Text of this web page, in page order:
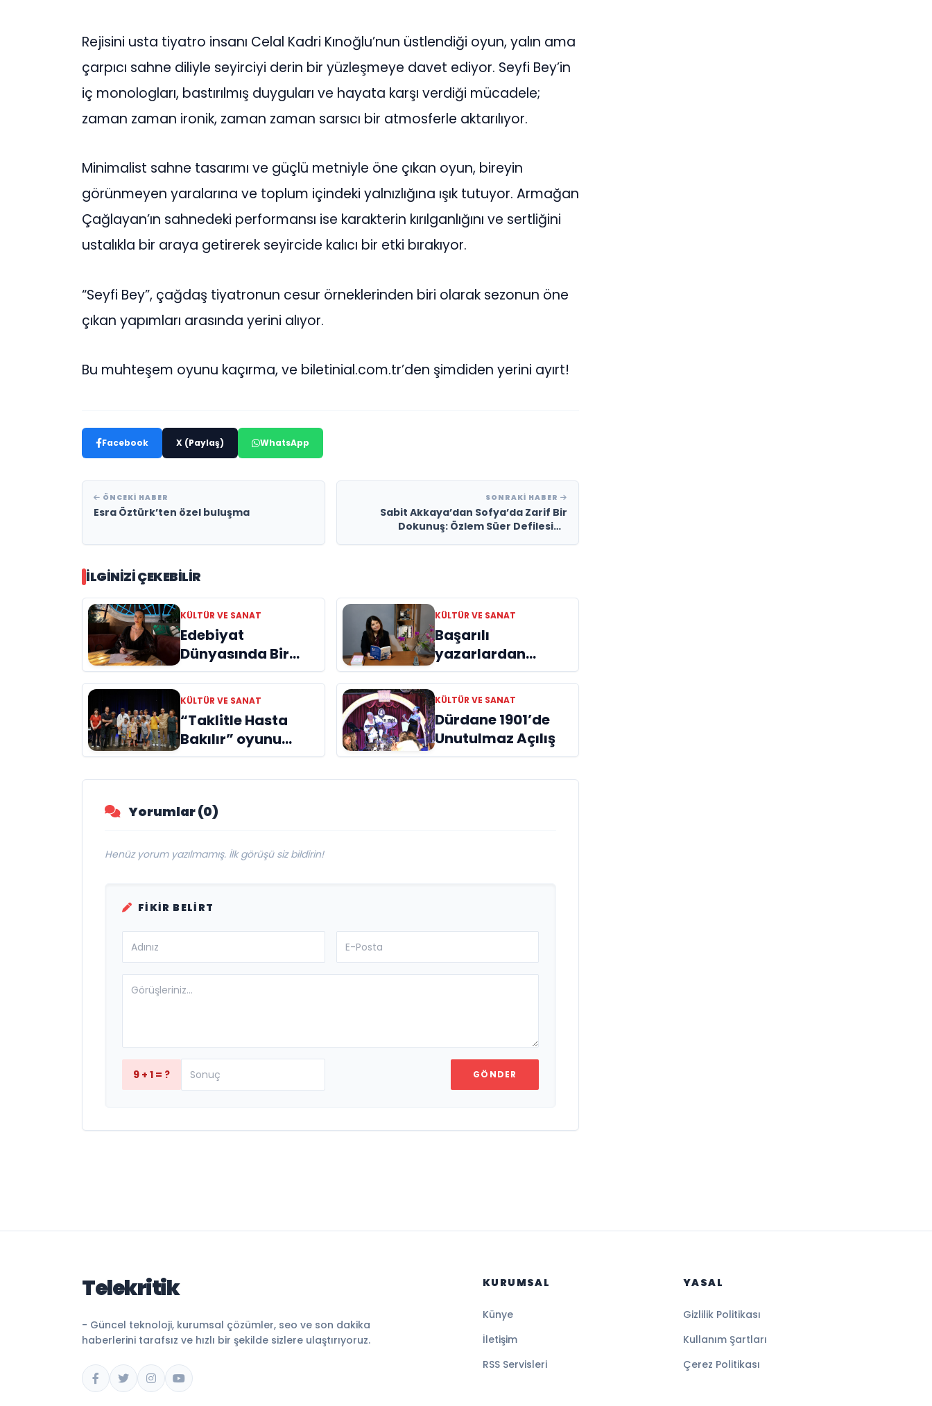
Rejisini usta tiyatro insanı Celal Kadri Kınoğlu’nun üstlendiği oyun, yalın ama
çarpıcı sahne diliyle seyirciyi derin bir yüzleşmeye davet ediyor. Seyfi Bey’in
iç monologları, bastırılmış duyguları ve hayata karşı verdiği mücadele;
zaman zaman ironik, zaman zaman sarsıcı bir atmosferle aktarılıyor.
Minimalist sahne tasarımı ve güçlü metniyle öne çıkan oyun, bireyin
görünmeyen yaralarına ve toplum içindeki yalnızlığına ışık tutuyor. Armağan
Çağlayan’ın sahnedeki performansı ise karakterin kırılganlığını ve sertliğini
ustalıkla bir araya getirerek seyircide kalıcı bir etki bırakıyor.
“Seyfi Bey”, çağdaş tiyatronun cesur örneklerinden biri olarak sezonun öne
çıkan yapımları arasında yerini alıyor.
Bu muhteşem oyunu kaçırma, ve biletinial.com.tr’den şimdiden yerini ayırt!
Facebook X (Paylaş) WhatsApp
ÖNCEKI HABER
Esra Öztürk’ten özel buluşma
SONRAKI HABER
Sabit Akkaya’dan Sofya’da Zarif Bir
Dokunuş: Özlem Süer Defilesine
İLGINIZI ÇEKEBILIR
KÜLTÜR VE SANAT
Edebiyat
Dünyasında Bir
Genç Deha
Doğuyor: Dilruba
Engin ve Zift Karası
Evreni ‘AVENOİR’
KÜLTÜR VE SANAT
Başarılı
yazarlardan
Azime Savaş’tan
başucu kitabı
“Emanet”
raflardaki yerini
aldı
KÜLTÜR VE SANAT
“Taklitle Hasta
Bakılır” oyunu
engelleri sanatla
aştı
KÜLTÜR VE SANAT
Dürdane 1901’de
Unutulmaz Açılış
Yorumlar (0)
Henüz yorum yazılmamış. İlk görüşü siz bildirin!
FIKIR BELIRT
9 + 1 = ? GÖNDER
Telekritik
- Güncel teknoloji, kurumsal çözümler, seo ve son dakika
haberlerini tarafsız ve hızlı bir şekilde sizlere ulaştırıyoruz.
KURUMSAL
Künye
İletişim
RSS Servisleri
YASAL
Gizlilik Politikası
Kullanım Şartları
Çerez Politikası